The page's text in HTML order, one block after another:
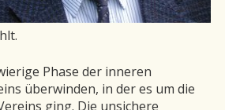
Phase der inneren
überwinden, in der es um die
ging. Die unsichere